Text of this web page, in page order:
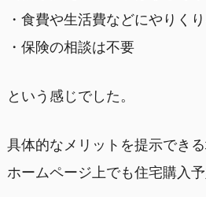
・食費や生活費などにやりく
・保険の相談は不要
という感じでした。
具体的なメリットを提示でき
ホームページ上でも住宅購入